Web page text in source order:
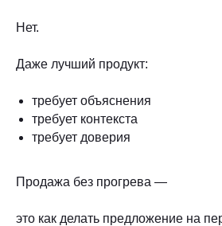
Нет.
Даже лучший продукт:
требует объяснения
требует контекста
требует доверия
Продажа без прогрева —
это как делать предложение на